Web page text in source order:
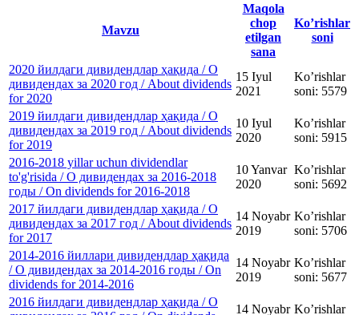
Mavzu
Maqola
chop
etilgan
sana
Ko’rishlar
soni
2020 йилдаги дивидендлар ҳақида / О
дивидендах за 2020 год / About dividends
for 2020
15 Iyul
2021
Ko’rishlar
soni: 5579
2019 йилдаги дивидендлар ҳақида / О
дивидендах за 2019 год / About dividends
for 2019
10 Iyul
2020
Ko’rishlar
soni: 5915
2016-2018 yillar uchun dividendlar
to'g'risida / О дивидендах за 2016-2018
годы / On dividends for 2016-2018
10 Yanvar
2020
Ko’rishlar
soni: 5692
2017 йилдаги дивидендлар ҳақида / О
дивидендах за 2017 год / About dividends
for 2017
14 Noyabr
2019
Ko’rishlar
soni: 5706
2014-2016 йиллари дивидендлар ҳақида
/ О дивидендах за 2014-2016 годы / On
dividends for 2014-2016
14 Noyabr
2019
Ko’rishlar
soni: 5677
2016 йилдаги дивидендлар ҳақида / О
14 Noyabr Ko’rishlar